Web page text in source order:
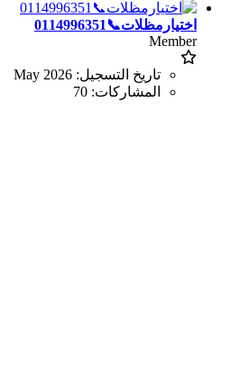
اختيارمظلات📞0114996351
Member
تاريخ التسجيل: May 2026
المشاركات: 70